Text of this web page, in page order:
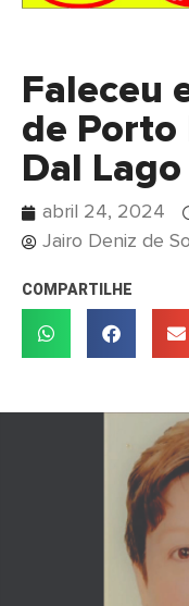
Faleceu
de Porto
Dal Lago
abril 24, 2024
Jairo Deniz de
COMPARTILHE